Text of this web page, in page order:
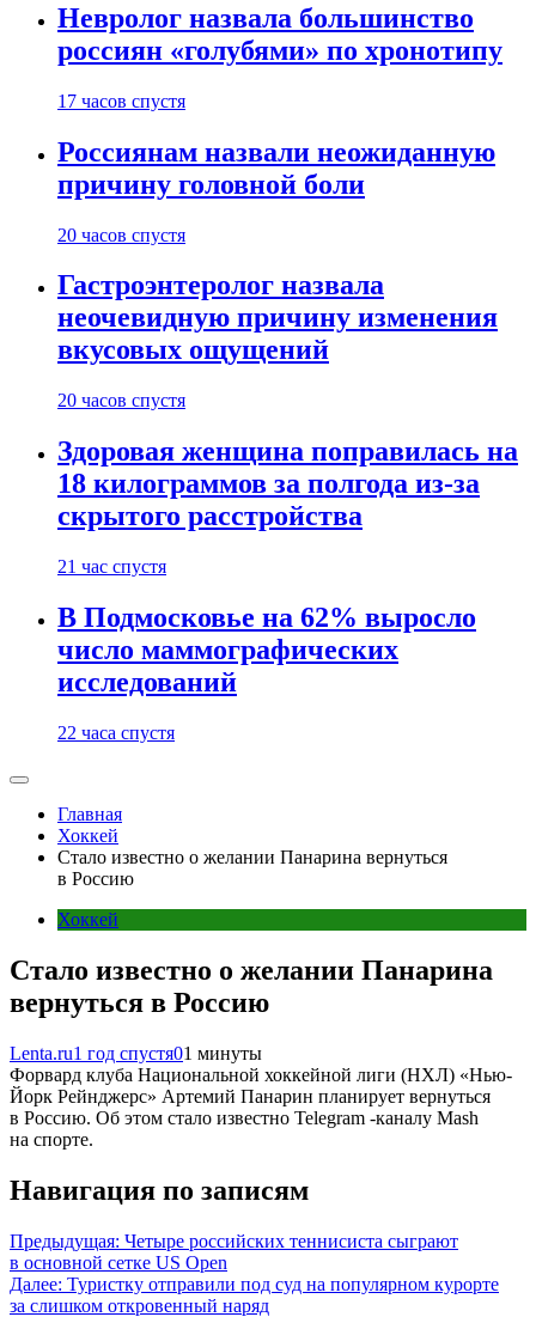
Невролог назвала большинство
россиян «голубями» по хронотипу
17 часов спустя
Россиянам назвали неожиданную
причину головной боли
20 часов спустя
Гастроэнтеролог назвала
неочевидную причину изменения
вкусовых ощущений
20 часов спустя
Здоровая женщина поправилась на
18 килограммов за полгода из-за
скрытого расстройства
21 час спустя
В Подмосковье на 62% выросло
число маммографических
исследований
22 часа спустя
Главная
Хоккей
Стало известно о желании Панарина вернуться
в Россию
Хоккей
Стало известно о желании Панарина
вернуться в Россию
Lenta.ru1 год спустя01 минуты
Форвард клуба Национальной хоккейной лиги (НХЛ) «Нью-
Йорк Рейнджерс» Артемий Панарин планирует вернуться
в Россию. Об этом стало известно Telegram -каналу Mash
на спорте.
Навигация по записям
Предыдущая: Четыре российских теннисиста сыграют
в основной сетке US Open
Далее: Туристку отправили под суд на популярном курорте
за слишком откровенный наряд